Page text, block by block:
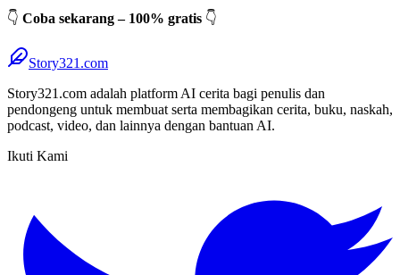
👇 Coba sekarang – 100% gratis 👇
Story321.com
Story321.com adalah platform AI cerita bagi penulis dan
pendongeng untuk membuat serta membagikan cerita, buku, naskah,
podcast, video, dan lainnya dengan bantuan AI.
Ikuti Kami